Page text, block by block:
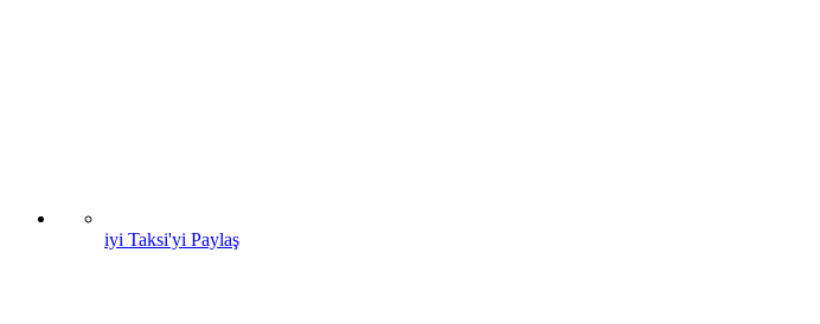
iyi Taksi'yi Paylaş